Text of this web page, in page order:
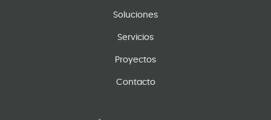
Soluciones
Servicios
Proyectos
Contacto